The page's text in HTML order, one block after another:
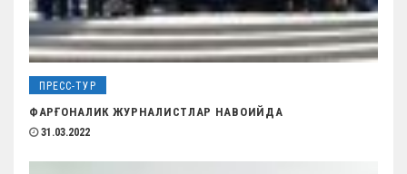
ПРЕСС-ТУР
ФАРҒОНАЛИК ЖУРНАЛИСТЛАР НАВОИЙДА
31.03.2022